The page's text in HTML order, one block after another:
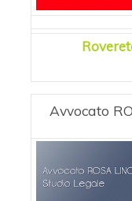
Avvocato